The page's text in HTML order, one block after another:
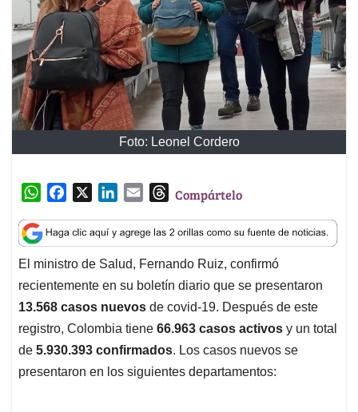
Foto: Leonel Cordero
W
a
t
s
A
p
p
c
e
b
o
o
k
n
k
e
d
I
n
a
i
l
T
r
e
a
d
s
Compártelo
El ministro de Salud, Fernando Ruiz, confirmó
recientemente en su boletín diario que se presentaron
13.568 casos nuevos de covid-19. Después de este
registro, Colombia tiene 66.963 casos activos y un total
de 5.930.393 confirmados. Los casos nuevos se
presentaron en los siguientes departamentos: